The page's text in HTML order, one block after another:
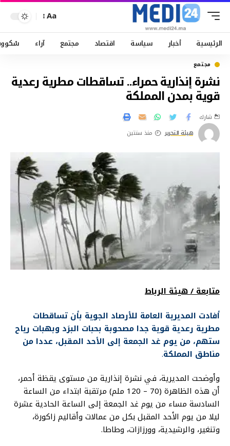
Aa
الرئيسية أخبار سياسة اقتصاد مجتمع آراء
مجتمع
نشرة إنذارية حمراء.. تساقطات مطرية رعدية
قوية بمدن المملكة
هيئة التحرير منذ سنتين
شارك
متابعة / هيئة الرباط
أفادت المديرية العامة للأرصاد الجوية بأن تساقطات
مطرية رعدية قوية جدا مصحوبة بحبات البرَد وبهبات رياح
ستهم، من يوم غد الجمعة إلى الأحد المقبل، عددا من
مناطق المملكة.
وأوضحت المديرية، في نشرة إنذارية من مستوى يقظة أحمر،
أن هذه الظاهرة (70 – 120 ملم) مرتقبة ابتداء من الساعة
السادسة مساء من يوم غد الجمعة إلى الساعة الحادية عشرة
ليلا من يوم الأحد المقبل بكل من عمالات وأقاليم زاكورة،
وتنغير، والرشيدية، وورزازات، وطاطا.